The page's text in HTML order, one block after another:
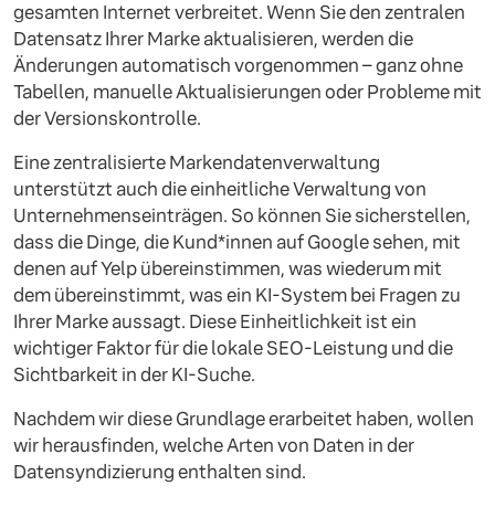
gesamten Internet verbreitet. Wenn Sie den zentralen
Datensatz Ihrer Marke aktualisieren, werden die
Änderungen automatisch vorgenommen – ganz ohne
Tabellen, manuelle Aktualisierungen oder Probleme mit
der Versionskontrolle.
Eine zentralisierte Markendatenverwaltung
unterstützt auch die einheitliche Verwaltung von
Unternehmenseinträgen. So können Sie sicherstellen,
dass die Dinge, die Kund*innen auf Google sehen, mit
denen auf Yelp übereinstimmen, was wiederum mit
dem übereinstimmt, was ein KI-System bei Fragen zu
Ihrer Marke aussagt. Diese Einheitlichkeit ist ein
wichtiger Faktor für die lokale SEO-Leistung und die
Sichtbarkeit in der KI-Suche.
Nachdem wir diese Grundlage erarbeitet haben, wollen
wir herausfinden, welche Arten von Daten in der
Datensyndizierung enthalten sind.